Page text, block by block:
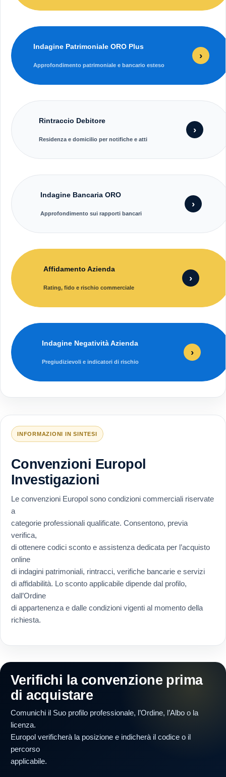
Indagine Patrimoniale ORO Plus
Approfondimento patrimoniale e bancario esteso
›
Rintraccio Debitore
Residenza e domicilio per notifiche e atti
›
Indagine Bancaria ORO
Approfondimento sui rapporti bancari
›
Affidamento Azienda
Rating, fido e rischio commerciale
›
Indagine Negatività Azienda
Pregiudizievoli e indicatori di rischio
›
INFORMAZIONI IN SINTESI
Convenzioni Europol
Investigazioni
Le convenzioni Europol sono condizioni commerciali riservate
a
categorie professionali qualificate. Consentono, previa
verifica,
di ottenere codici sconto e assistenza dedicata per l’acquisto
online
di indagini patrimoniali, rintracci, verifiche bancarie e servizi
di affidabilità. Lo sconto applicabile dipende dal profilo,
dall’Ordine
di appartenenza e dalle condizioni vigenti al momento della
richiesta.
Verifichi la convenzione prima
di acquistare
Comunichi il Suo profilo professionale, l’Ordine, l’Albo o la
licenza.
Europol verificherà la posizione e indicherà il codice o il
percorso
applicabile.